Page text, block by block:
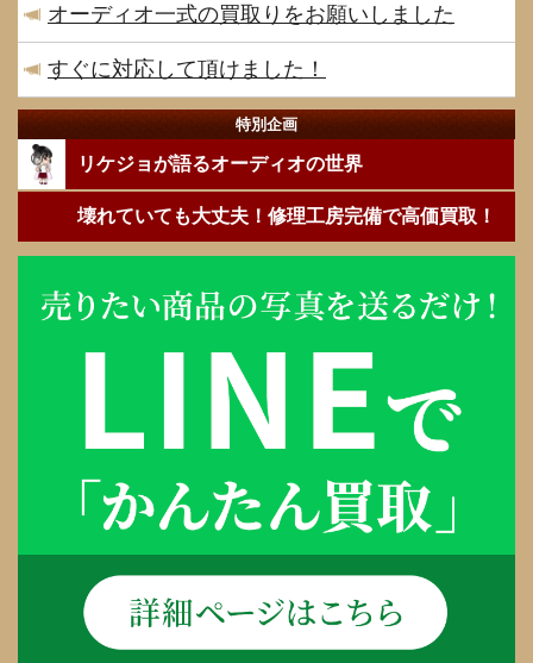
オーディオ一式の買取りをお願いしました
すぐに対応して頂けました！
特別企画
リケジョが語るオーディオの世界
壊れていても大丈夫！修理工房完備で高価買取！